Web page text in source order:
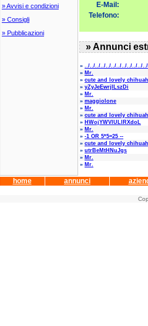
» Avvisi e condizioni
» Consigli
» Pubblicazioni
E-Mail:
Telefono:
» Annunci
» ../../../../../../../../../../../
» Mr.
» cute and lovely
» yZyJeEwrjlLszDi
» Mr.
» maggiolone
» Mr.
» cute and lovely
» HWojYWVlULlRXdoL
» Mr.
» -1 OR 5*5=25 --
» cute and lovely
» utrBeMtHNuJgs
» Mr.
» Mr.
home annunci